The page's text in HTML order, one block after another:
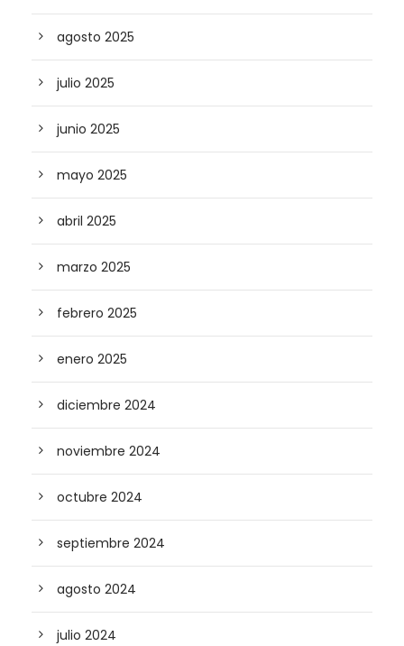
agosto 2025
julio 2025
junio 2025
mayo 2025
abril 2025
marzo 2025
febrero 2025
enero 2025
diciembre 2024
noviembre 2024
octubre 2024
septiembre 2024
agosto 2024
julio 2024